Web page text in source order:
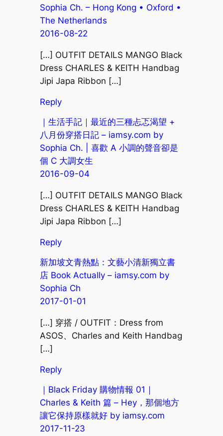
Sophia Ch. – Hong Kong • Oxford •
The Netherlands
2016-08-22
[…] OUTFIT DETAILS MANGO Black
Dress CHARLES & KEITH Handbag
Jipi Japa Ribbon […]
Reply
｜生活手記｜最近的三種忐忑渴望 +
八月份穿搭日記 – iamsy.com by
Sophia Ch. | 喜歡 A 小調的聲音卻是
個 C 大調女生
2016-09-04
[…] OUTFIT DETAILS MANGO Black
Dress CHARLES & KEITH Handbag
Jipi Japa Ribbon […]
Reply
新加坡文青熱點：文藝小清新獨立書
店 Book Actually – iamsy.com by
Sophia Ch
2017-01-01
[…] 穿搭 / OUTFIT：Dress from
ASOS、Charles and Keith Handbag
[…]
Reply
｜Black Friday 購物情報 01｜
Charles & Keith 篇 – Hey，那個地方
讓它保持原樣就好 by iamsy.com
2017-11-23